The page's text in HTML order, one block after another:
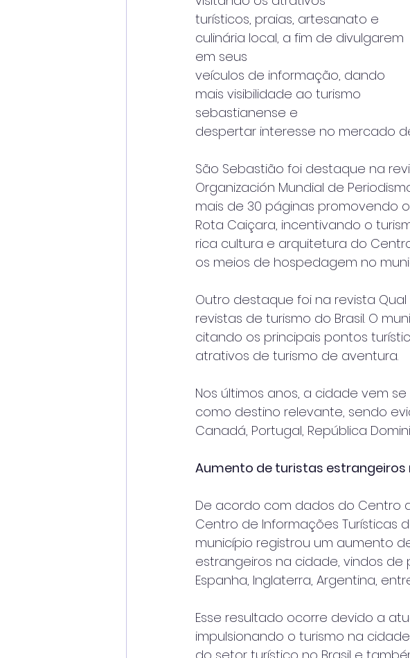
turísticos, praias, artesanato e
culinária local, a fim de divulgarem
em seus
veículos de informação, dando
mais visibilidade ao turismo
sebastianense e
despertar interesse no mercado
São Sebastião foi destaque na
Organización Mundial de
mais de 30 páginas promovendo
Rota Caiçara, incentivando o
rica cultura e arquitetura do
os meios de hospedagem no
Outro destaque foi na revista
revistas de turismo do Brasil. O
citando os principais pontos
atrativos de turismo de aventura.
Nos últimos anos, a cidade vem
como destino relevante, sendo
Canadá, Portugal, República
Aumento de turistas estrangeiros
De acordo com dados do Centro
Centro de Informações Turísticas
município registrou um aumento
estrangeiros na cidade, vindos de
Espanha, Inglaterra, Argentina,
Esse resultado ocorre devido a
impulsionando o turismo na